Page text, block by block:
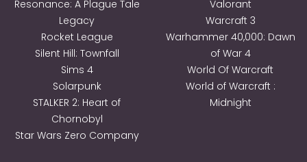
Resonance: A Plague Tale
Legacy
Rocket League
Silent Hill: Townfall
Sims 4
Solarpunk
STALKER 2: Heart of
Chornobyl
Star Wars Zero Company
Valorant
Warcraft 3
Warhammer 40,000: Dawn
of War 4
World Of Warcraft
World of Warcraft :
Midnight